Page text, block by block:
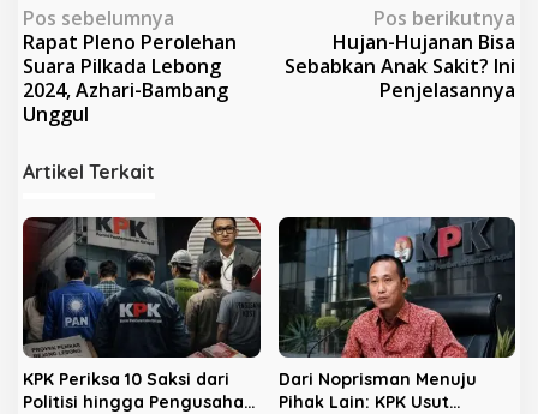
N
a
v
i
g
a
s
i
p
o
s
Pos sebelumnya
Rapat Pleno Perolehan
Suara Pilkada Lebong
2024, Azhari-Bambang
Unggul
Pos berikutnya
Hujan-Hujanan Bisa
Sebabkan Anak Sakit? Ini
Penjelasannya
Artikel Terkait
KPK Periksa 10 Saksi dari
Politisi hingga Pengusaha
Dari Noprisman Menuju
Pihak Lain: KPK Usut